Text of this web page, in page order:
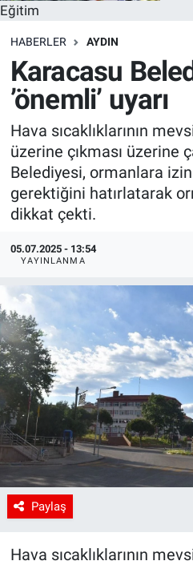
Eğitim
HABERLER AYDIN
Karacasu
’önemli’ uyarı
Hava sıcaklıklarının
üzerine çıkması üzerine
Belediyesi, ormanlara
gerektiğini hatırlatarak
dikkat çekti.
05.07.2025 - 13:54
YAYINLANMA
Paylaş
Hava sıcaklıklarının